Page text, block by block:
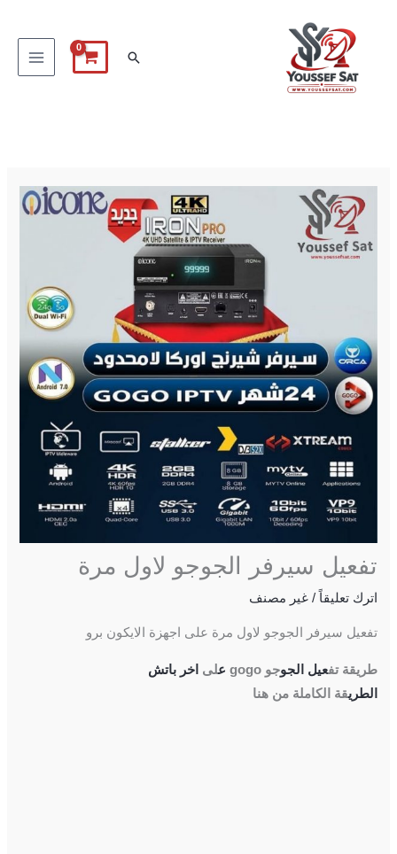
البحث
تفعيل سيرفر الجوجو لاول مرة
اترك تعليقاً /غير مصنف
تفعيل سيرفر الجوجو لاول مرة على اجهزة الايكون برو
طريقة تفعيل الجوجو gogo على اخر باتش
الطريقة الكاملة من هنا